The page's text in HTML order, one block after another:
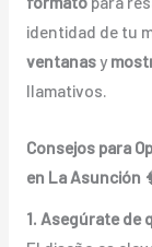
identidad de tu
ventanasy
llamativos.
Consejos para
en La Asunción
1. Asegúrate de